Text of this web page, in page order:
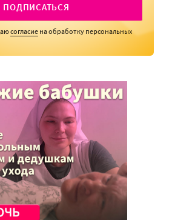
ПОДПИСАТЬСЯ
согласие на обработку персональных